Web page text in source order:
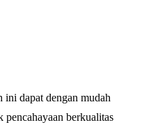
dapat dengan mudah
pencahayaan berkualitas